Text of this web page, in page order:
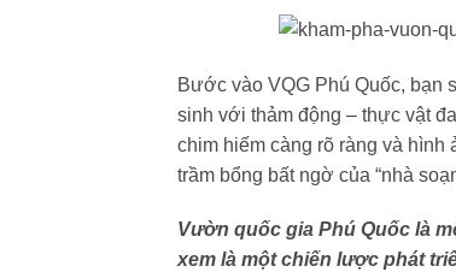
Bước vào VQG Phú Quốc, bạn
sinh với thảm động – thực vật
chim hiếm càng rõ ràng và hình
trầm bổng bất ngờ của “nhà
Vườn quốc gia Phú Quốc là
xem là một chiến lược phát